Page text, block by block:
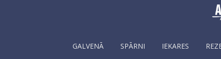
GALVENĀ SPĀRNI IEKARES